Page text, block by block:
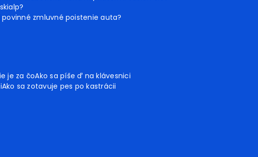
zmluvné poistenie auta?
je za čoAko sa píše ď na klávesnici
Ako sa zotavuje pes po kastrácii